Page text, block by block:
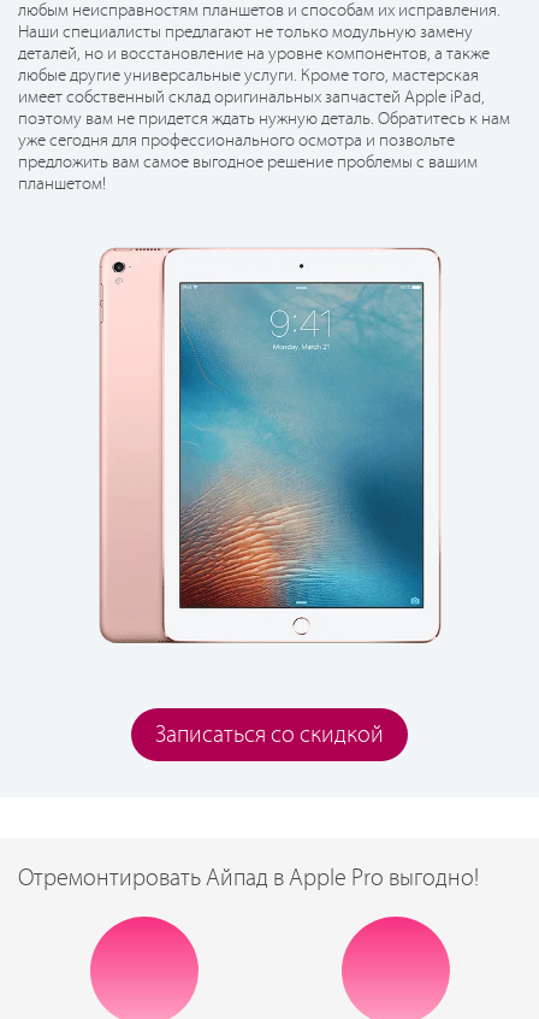
любым неисправностям планшетов и способам их исправления.
Наши специалисты предлагают не только модульную замену
деталей, но и восстановление на уровне компонентов, а также
любые другие универсальные услуги. Кроме того, мастерская
имеет собственный склад оригинальных запчастей Apple iPad,
поэтому вам не придется ждать нужную деталь. Обратитесь к нам
уже сегодня для профессионального осмотра и позвольте
предложить вам самое выгодное решение проблемы с вашим
планшетом!
Записаться со скидкой
Отремонтировать Айпад в Apple Pro выгодно!